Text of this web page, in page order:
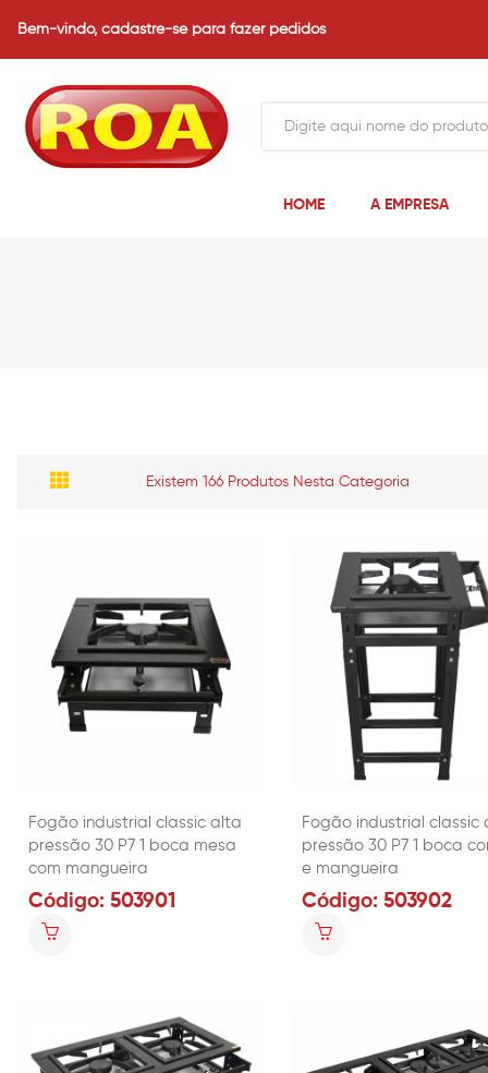
Bem-vindo, cadastre-se para fazer pedidos
HOME A EMPRESA
Existem 166 Produtos Nesta Categoria
Fogão industrial classic alta
pressão 30 P7 1 boca mesa
com mangueira
Código: 503901
Fogão industrial classic
pressão 30 P7 1 boca
e mangueira
Código: 503902